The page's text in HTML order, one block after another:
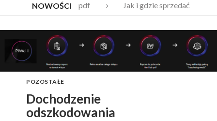
NOWOŚCI
Katalogi narzędzi pdf
Jak i gdzie sprzedać stare
Vito Bambino – kim jest nowy członek Męskie Granie
POZOSTAŁE
Dochodzenie
odszkodowania